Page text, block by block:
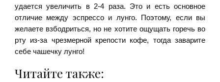
удается увеличить в 2-4 раза. Это и есть основное
отличие между эспрессо и лунго. Поэтому, если вы
желаете взбодриться, но не хотите ощущать горечь во
рту из-за чрезмерной крепости кофе, тогда заварите
себе чашечку лунго!
Читайте также: